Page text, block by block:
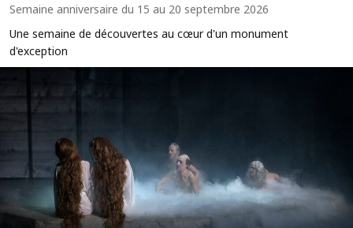
Semaine anniversaire du 15 au 20 septembre 2026
Une semaine de découvertes au cœur d'un monument
d'exception